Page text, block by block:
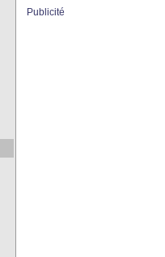
Publicité